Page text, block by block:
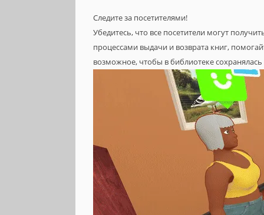
Следите за посетителями!
Убедитесь, что все посетители могут
процессами выдачи и возврата книг,
возможное, чтобы в библиотеке